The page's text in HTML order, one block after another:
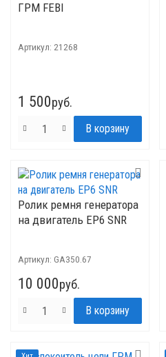
ГРМ FEBI
Артикул: 21268
1 500руб.
Ролик ремня генератора
на двигатель ЕР6 SNR
Артикул: GA350.67
10 000руб.